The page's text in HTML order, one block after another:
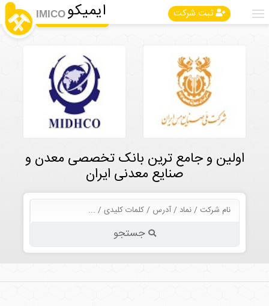
ثبت شرکت ایمیکو IMICO
اولین و جامع ترین بانک تخصصی معدن و
صنایع معدنی ایران
جستجو